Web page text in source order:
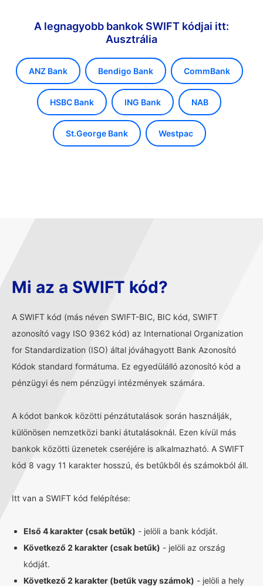
A legnagyobb bankok SWIFT kódjai itt:
Ausztrália
ANZ Bank Bendigo Bank CommBank
HSBC Bank ING Bank NAB
St.George Bank Westpac
Mi az a SWIFT kód?
A SWIFT kód (más néven SWIFT-BIC, BIC kód, SWIFT
azonosító vagy ISO 9362 kód) az International Organization
for Standardization (ISO) által jóváhagyott Bank Azonosító
Kódok standard formátuma. Ez egyedülálló azonosító kód a
pénzügyi és nem pénzügyi intézmények számára.
A kódot bankok közötti pénzátutalások során használják,
különösen nemzetközi banki átutalásoknál. Ezen kívül más
bankok közötti üzenetek cseréjére is alkalmazható. A SWIFT
kód 8 vagy 11 karakter hosszú, és betűkből és számokból áll.
Itt van a SWIFT kód felépítése:
Első 4 karakter (csak betűk) - jelöli a bank kódját.
Következő 2 karakter (csak betűk) - jelöli az ország
kódját.
Következő 2 karakter (betűk vagy számok) - jelöli a hely